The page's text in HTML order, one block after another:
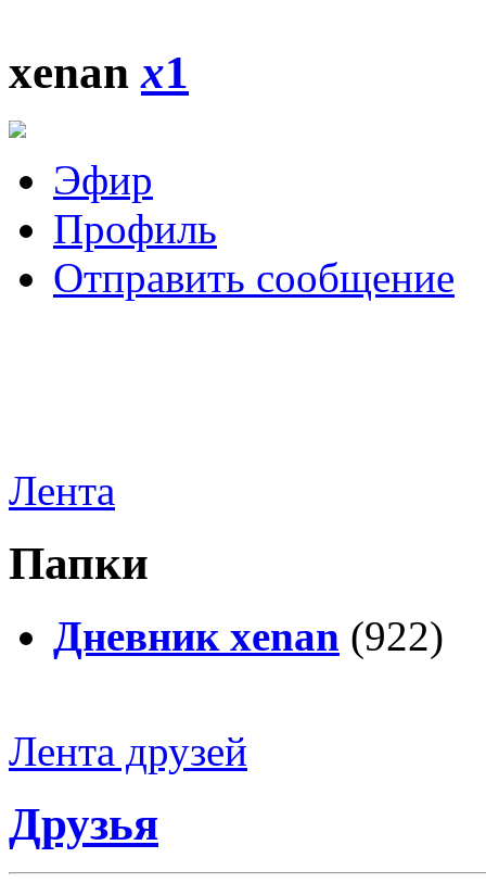
xenanx1
Эфир
Профиль
Отправить сообщение
Лента
Папки
Дневник xenan (922)
Лента друзей
Друзья